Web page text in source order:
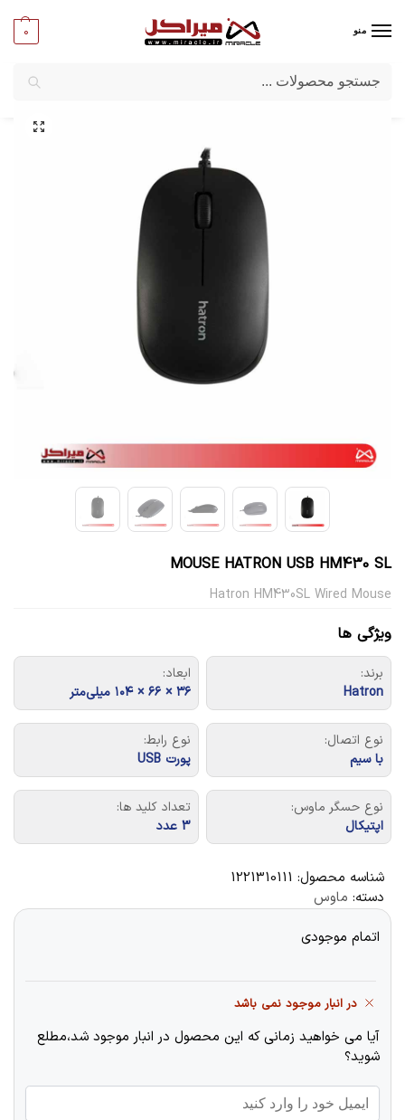
منو 0
میراکل/کامپیوتر/قطعات جانبی
MOUSE HATRON USB HM430 SL
Hatron HM430SL Wired Mouse
ویژگی ها
برند:
Hatron
ابعاد:
۳۶ × ۶۶ × ۱۰۴ میلی‌متر
نوع اتصال:
با سیم
نوع رابط:
پورت USB
نوع حسگر ماوس:
اپتیکال
تعداد کلید ها:
3 عدد
شناسه محصول: 1221310111
دسته: ماوس
اتمام موجودی
در انبار موجود نمی باشد
آیا می خواهید زمانی که این محصول در انبار موجود شد،مطلع
شوید؟